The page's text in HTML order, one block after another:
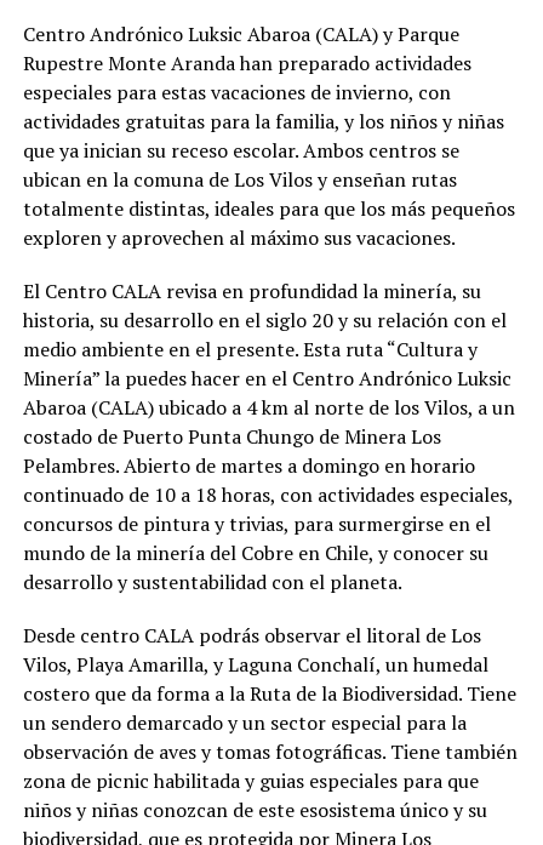
Centro Andrónico Luksic Abaroa (CALA) y Parque
Rupestre Monte Aranda han preparado actividades
especiales para estas vacaciones de invierno, con
actividades gratuitas para la familia, y los niños y niñas
que ya inician su receso escolar. Ambos centros se
ubican en la comuna de Los Vilos y enseñan rutas
totalmente distintas, ideales para que los más pequeños
exploren y aprovechen al máximo sus vacaciones.
El Centro CALA revisa en profundidad la minería, su
historia, su desarrollo en el siglo 20 y su relación con el
medio ambiente en el presente. Esta ruta “Cultura y
Minería” la puedes hacer en el Centro Andrónico Luksic
Abaroa (CALA) ubicado a 4 km al norte de los Vilos, a un
costado de Puerto Punta Chungo de Minera Los
Pelambres. Abierto de martes a domingo en horario
continuado de 10 a 18 horas, con actividades especiales,
concursos de pintura y trivias, para surmergirse en el
mundo de la minería del Cobre en Chile, y conocer su
desarrollo y sustentabilidad con el planeta.
Desde centro CALA podrás observar el litoral de Los
Vilos, Playa Amarilla, y Laguna Conchalí, un humedal
costero que da forma a la Ruta de la Biodiversidad. Tiene
un sendero demarcado y un sector especial para la
observación de aves y tomas fotográficas. Tiene también
zona de picnic habilitada y guias especiales para que
niños y niñas conozcan de este esosistema único y su
biodiversidad, que es protegida por Minera Los